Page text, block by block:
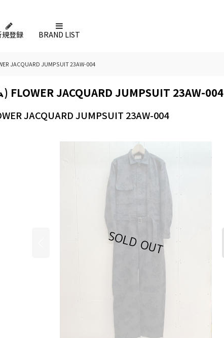
規登録 BRAND LIST
JACQUARD JUMPSUIT 23AW-004
FLOWER JACQUARD JUMPSUIT 23AW-004
JACQUARD JUMPSUIT 23AW-004